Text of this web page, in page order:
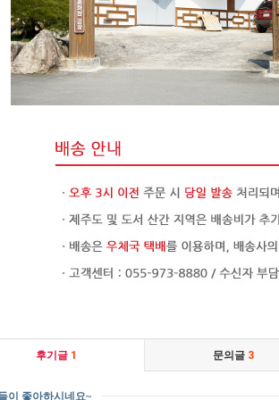
후기글 1 문의글 3
이 좋아하시네요~